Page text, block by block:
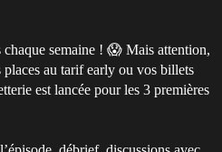
semaine ! 😱 Mais attention,
au tarif early ou vos billets
est lancée pour les 3 premières